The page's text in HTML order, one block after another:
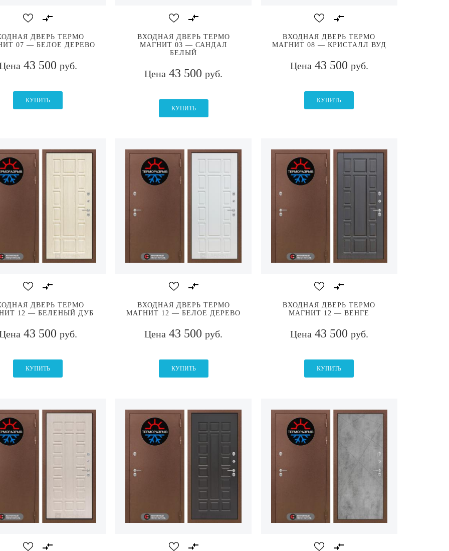
ДВЕРЬ ТЕРМО
07 — БЕЛОЕ ДЕРЕВО
43 500 руб.
КУПИТЬ
ВХОДНАЯ ДВЕРЬ ТЕРМО
МАГНИТ 03 — САНДАЛ
БЕЛЫЙ
Цена 43 500руб.
КУПИТЬ
ВХОДНАЯ ДВЕРЬ ТЕРМО
МАГНИТ 08 — КРИСТАЛЛ ВУД
Цена 43 500 руб.
КУПИТЬ
ДВЕРЬ ТЕРМО
12 — БЕЛЕНЫЙ ДУБ
43 500 руб.
КУПИТЬ
ВХОДНАЯ ДВЕРЬ ТЕРМО
МАГНИТ 12 — БЕЛОЕ ДЕРЕВО
Цена 43 500руб.
КУПИТЬ
ВХОДНАЯ ДВЕРЬ ТЕРМО
МАГНИТ 12 — ВЕНГЕ
Цена 43 500 руб.
КУПИТЬ